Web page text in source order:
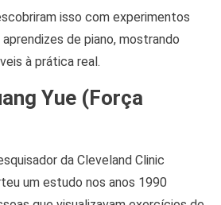
isso com experimentos
de piano, mostrando
​​à prática real.
Yue (Força
da Cleveland Clinic
um estudo nos anos 1990